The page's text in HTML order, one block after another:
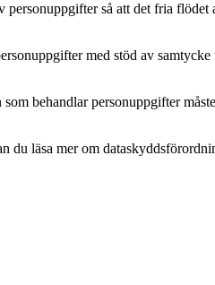
så att det fria
med stöd av
behandlar personuppgifter
du läsa mer om